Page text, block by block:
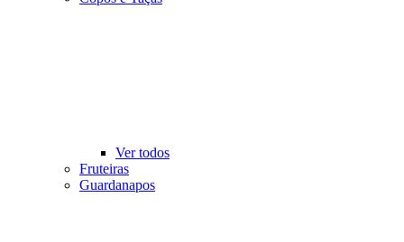
Ver todos
Fruteiras
Guardanapos